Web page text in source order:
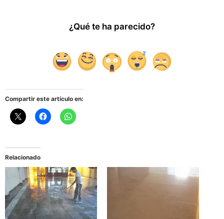
¿Qué te ha parecido?
Compartir este artículo en:
Relacionado